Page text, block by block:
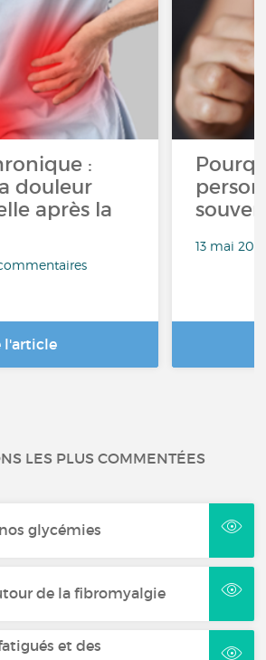
:
douleur
après la
l'article
13 mai
LES PLUS COMMENTÉES
glycémies
de la fibromyalgie
et des